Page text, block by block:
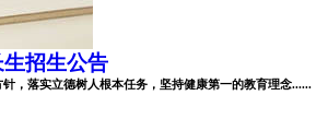
招生公告
，落实立德树人根本任务，坚持健康第一的教育理念......